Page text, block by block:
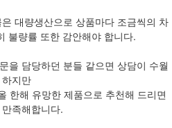
대량생산으로 상품마다 조금씩의 차
불량률 또한 감안해야 합니다.
을 담당하던 분들 같으면 상담이 수월
하지만
한해 유망한 제품으로 추천해 드리면
족해합니다.